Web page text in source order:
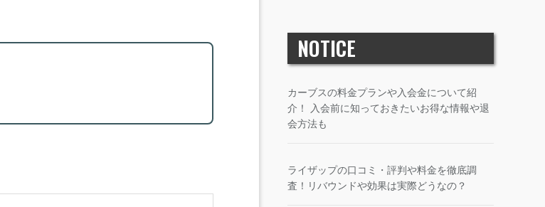
NOTICE
カーブスの料金プランや入会金について紹
介！ 入会前に知っておきたいお得な情報や退
会方法も
ライザップの口コミ・評判や料金を徹底調
査！リバウンドや効果は実際どうなの？